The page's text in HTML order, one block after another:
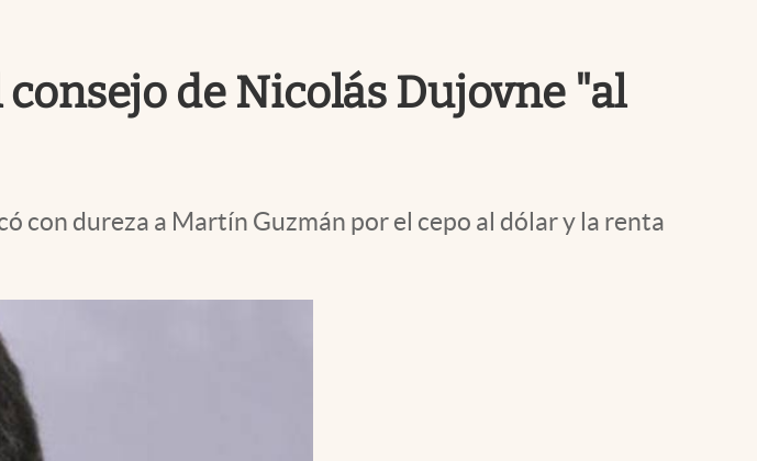
de Nicolás Dujovne "al
con dureza a Martín Guzmán por el cepo al dólar y la renta